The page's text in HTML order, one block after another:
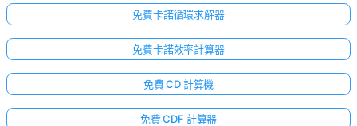
免費卡諾循環求解器
免費卡諾效率計算器
免費 CD 計算機
免費 CDF 計算器